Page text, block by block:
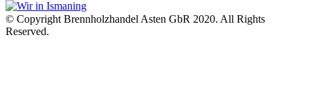
© Copyright Brennholzhandel Asten GbR 2020. All Rights
Reserved.